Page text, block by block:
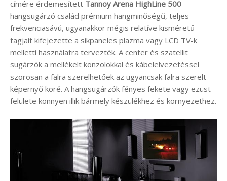
címére érdemesített Tannoy Arena HighLine 500
hangsugárzó család prémium hangminőségű, teljes
frekvenciasávú, ugyanakkor mégis relatíve kisméretű
tagjait kifejezette a síkpaneles plazma vagy LCD TV-k
melletti használatra tervezték. A center és szatellit
sugárzók a mellékelt konzolokkal és kábelelvezetéssel
szorosan a falra szerelhetőek az ugyancsak falra szerelt
képernyő köré. A hangsugárzók fényes fekete vagy ezüst
felülete könnyen illik bármely készülékhez és környezethez.